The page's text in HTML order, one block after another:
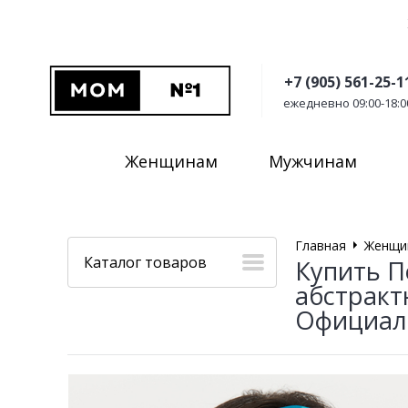
+7 (905) 561-25-
ежедневно 09:00-
Женщинам Мужчинам
Каталог товаров
Главная
Купить